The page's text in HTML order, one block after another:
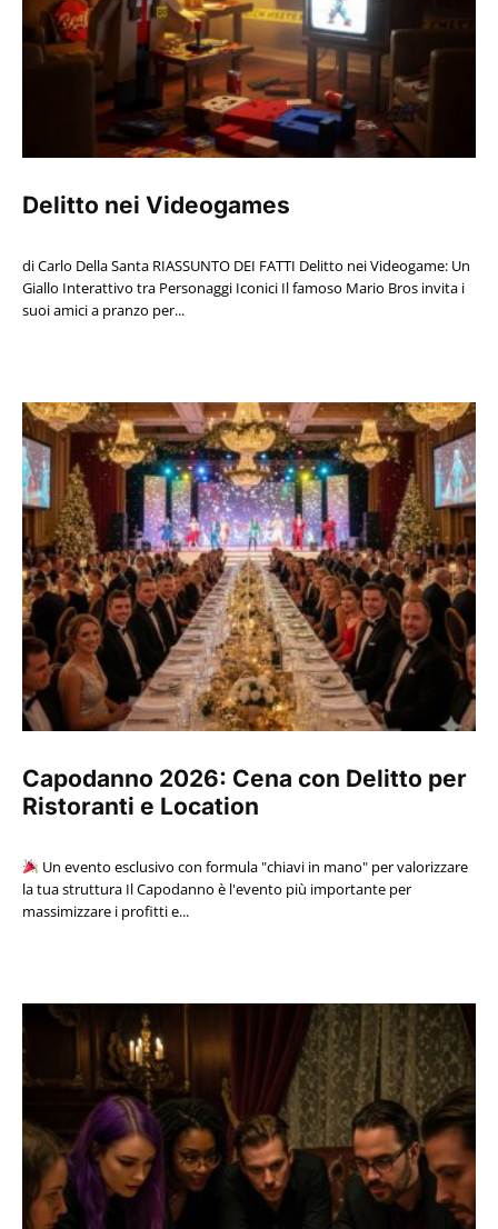
Delitto nei Videogames
di Carlo Della Santa RIASSUNTO DEI FATTI Delitto nei Videogame: Un
Giallo Interattivo tra Personaggi Iconici Il famoso Mario Bros invita i
suoi amici a pranzo per...
Capodanno 2026: Cena con Delitto per
Ristoranti e Location
Un evento esclusivo con formula "chiavi in mano" per valorizzare
la tua struttura Il Capodanno è l'evento più importante per
massimizzare i profitti e...